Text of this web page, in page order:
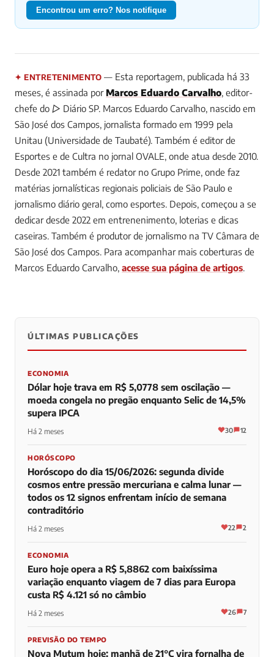
Encontrou um erro? Nos notifique
✦ ENTRETENIMENTO — Esta reportagem, publicada há 33
meses, é assinada por Marcos Eduardo Carvalho , editor-
chefe do ▷ Diário SP. Marcos Eduardo Carvalho, nascido em
São José dos Campos, jornalista formado em 1999 pela
Unitau (Universidade de Taubaté). Também é editor de
Esportes e de Cultra no jornal OVALE, onde atua desde 2010.
Desde 2021 também é redator no Grupo Prime, onde faz
matérias jornalísticas regionais policiais de São Paulo e
jornalismo diário geral, como esportes. Depois, começou a se
dedicar desde 2022 em entrenenimento, loterias e dicas
caseiras. Também é produtor de jornalismo na TV Câmara de
São José dos Campos. Para acompanhar mais coberturas de
Marcos Eduardo Carvalho, acesse sua página de artigos
0 0 0
ÚLTIMAS PUBLICAÇÕES
ECONOMIA
Dólar hoje trava em R$ 5,0778 sem oscilação —
moeda congela no pregão enquanto Selic de 14,5%
supera IPCA
Há 2 meses 30 12
HORÓSCOPO
Horóscopo do dia 15/06/2026: segunda divide
cosmos entre pressão mercuriana e calma lunar —
todos os 12 signos enfrentam início de semana
contraditório
Há 2 meses 22 2
ECONOMIA
Euro hoje opera a R$ 5,8862 com baixíssima
variação enquanto viagem de 7 dias para Europa
custa R$ 4.121 só no câmbio
Há 2 meses 26 7
PREVISÃO DO TEMPO
Nova Mutum hoje: manhã de 21°C vira fornalha de